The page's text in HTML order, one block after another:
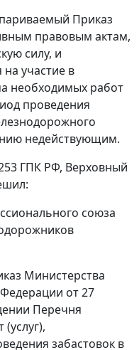
Приказ
правовым актам,
силу, и
участие в
необходимых работ
проведения
недействующим.
ГПК РФ, Верховный
союза
Министерства
от 27
Перечня
забастовок в